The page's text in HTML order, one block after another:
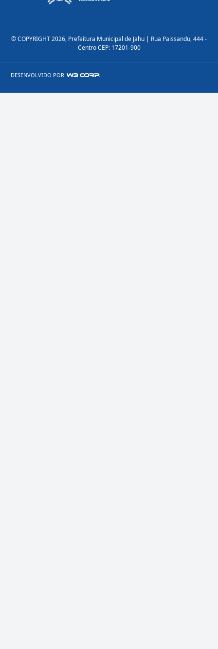
© COPYRIGHT 2026, Prefeitura Municipal de Jahu | Rua Paissandu, 444 -
Centro CEP: 17201-900
DESENVOLVIDO POR